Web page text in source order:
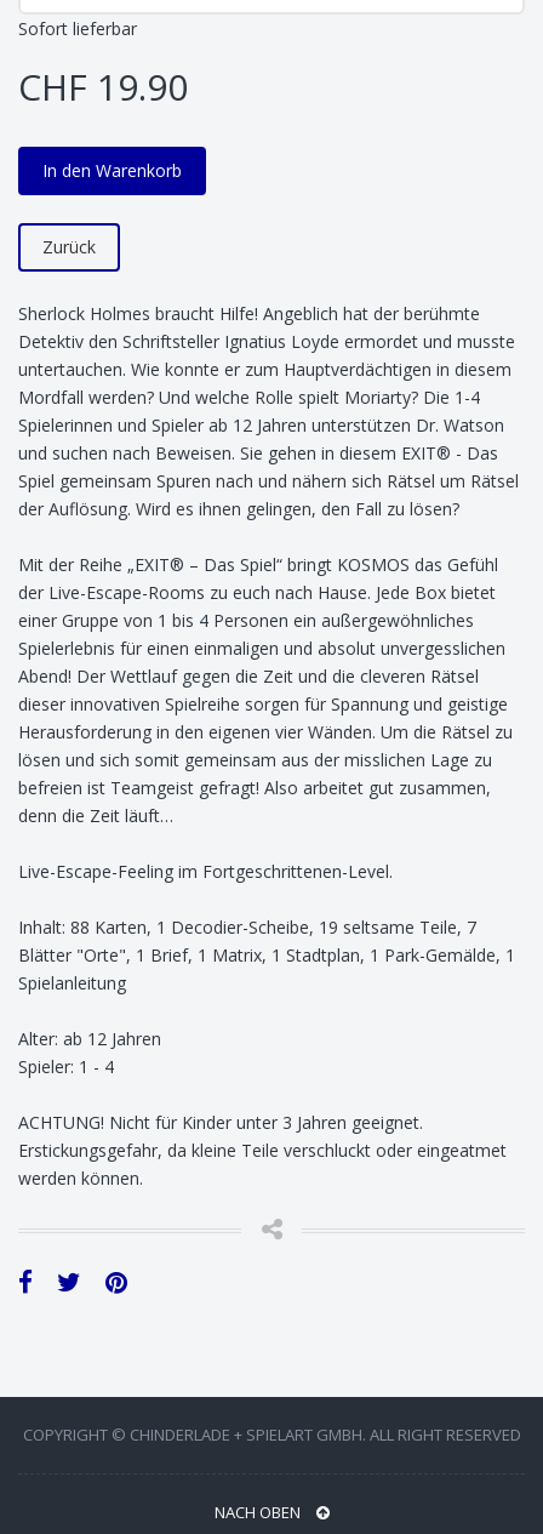
Sofort lieferbar
CHF 19.90
In den Warenkorb
Zurück
Sherlock Holmes braucht Hilfe! Angeblich hat der berühmte
Detektiv den Schriftsteller Ignatius Loyde ermordet und musste
untertauchen. Wie konnte er zum Hauptverdächtigen in diesem
Mordfall werden? Und welche Rolle spielt Moriarty? Die 1-4
Spielerinnen und Spieler ab 12 Jahren unterstützen Dr. Watson
und suchen nach Beweisen. Sie gehen in diesem EXIT® - Das
Spiel gemeinsam Spuren nach und nähern sich Rätsel um Rätsel
der Auflösung. Wird es ihnen gelingen, den Fall zu lösen?
Mit der Reihe „EXIT® – Das Spiel“ bringt KOSMOS das Gefühl
der Live-Escape-Rooms zu euch nach Hause. Jede Box bietet
einer Gruppe von 1 bis 4 Personen ein außergewöhnliches
Spielerlebnis für einen einmaligen und absolut unvergesslichen
Abend! Der Wettlauf gegen die Zeit und die cleveren Rätsel
dieser innovativen Spielreihe sorgen für Spannung und geistige
Herausforderung in den eigenen vier Wänden. Um die Rätsel zu
lösen und sich somit gemeinsam aus der misslichen Lage zu
befreien ist Teamgeist gefragt! Also arbeitet gut zusammen,
denn die Zeit läuft…
Live-Escape-Feeling im Fortgeschrittenen-Level.
Inhalt: 88 Karten, 1 Decodier-Scheibe, 19 seltsame Teile, 7
Blätter "Orte", 1 Brief, 1 Matrix, 1 Stadtplan, 1 Park-Gemälde, 1
Spielanleitung
Alter: ab 12 Jahren
Spieler: 1 - 4
ACHTUNG! Nicht für Kinder unter 3 Jahren geeignet.
Erstickungsgefahr, da kleine Teile verschluckt oder eingeatmet
werden können.
COPYRIGHT © CHINDERLADE + SPIELART GMBH. ALL RIGHT RESERVED
NACH OBEN